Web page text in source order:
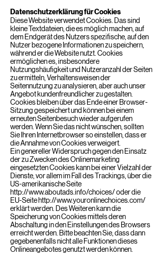
Datenschutzerklärung für Cookies
Diese Website verwendet Cookies. Das sind
kleine Textdateien, die es möglich machen, auf
dem Endgerät des Nutzers spezifische, auf den
Nutzer bezogene Informationen zu speichern,
während er die Website nutzt. Cookies
ermöglichen es, insbesondere
Nutzungshäufigkeit und Nutzeranzahl der Seiten
zu ermitteln, Verhaltensweisen der
Seitennutzung zu analysieren, aber auch unser
Angebot kundenfreundlicher zu gestalten.
Cookies bleiben über das Ende einer Browser-
Sitzung gespeichert und können bei einem
erneuten Seitenbesuch wieder aufgerufen
werden. Wenn Sie das nicht wünschen, sollten
Sie Ihren Internetbrowser so einstellen, dass er
die Annahme von Cookies verweigert.
Ein genereller Widerspruch gegen den Einsatz
der zu Zwecken des Onlinemarketing
eingesetzten Cookies kann bei einer Vielzahl der
Dienste, vor allem im Fall des Trackings, über die
US-amerikanische Seite
http://www.aboutads.info/choices/oder die
EU-Seite http://www.youronlinechoices.com/
erklärt werden. Des Weiteren kann die
Speicherung von Cookies mittels deren
Abschaltung in den Einstellungen des Browsers
erreicht werden. Bitte beachten Sie, dass dann
gegebenenfalls nicht alle Funktionen dieses
Onlineangebotes genutzt werden können.